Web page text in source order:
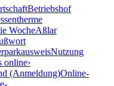
Betriebshof
WocheAßlar
Nutzung
online›
(Anmeldung)Online-